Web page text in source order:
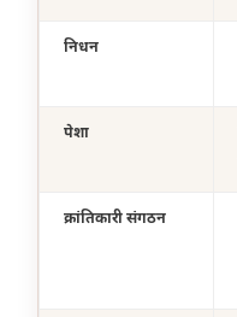
निधन
पेशा
क्रांतिकारी संगठन